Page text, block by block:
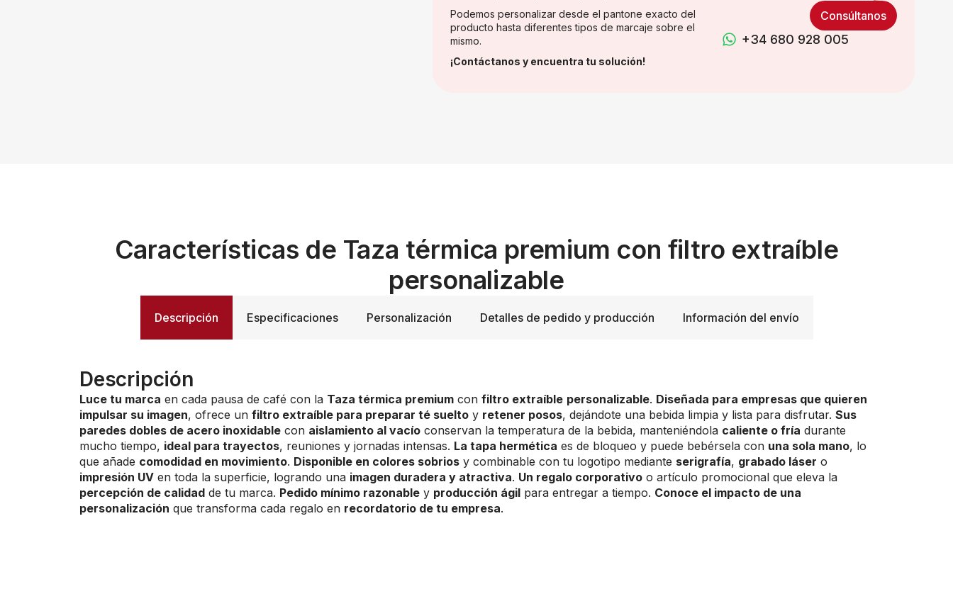
Podemos personalizar desde el pantone exacto del
producto hasta diferentes tipos de marcaje sobre el
mismo.
¡Contáctanos y encuentra tu solución!
Consúltanos
+34 680 928 005
Características de Taza térmica premium con filtro extraíble
personalizable
Descripción Especificaciones Personalización Detalles de pedido y producción Información del envío
Descripción
Luce tu marca en cada pausa de café con la Taza térmica premium con filtro extraíble personalizable. Diseñada para empresas que quieren
impulsar su imagen, ofrece un filtro extraíble para preparar té suelto y retener posos, dejándote una bebida limpia y lista para disfrutar. Sus
paredes dobles de acero inoxidable con aislamiento al vacío conservan la temperatura de la bebida, manteniéndola caliente o fría durante
mucho tiempo, ideal para trayectos, reuniones y jornadas intensas. La tapa hermética es de bloqueo y puede bebérsela con una sola mano, lo
que añade comodidad en movimiento. Disponible en colores sobrios y combinable con tu logotipo mediante serigrafía, grabado láser o
impresión UV en toda la superficie, logrando una imagen duradera y atractiva. Un regalo corporativo o artículo promocional que eleva la
percepción de calidad de tu marca. Pedido mínimo razonable y producción ágil para entregar a tiempo. Conoce el impacto de una
personalización que transforma cada regalo en recordatorio de tu empresa.